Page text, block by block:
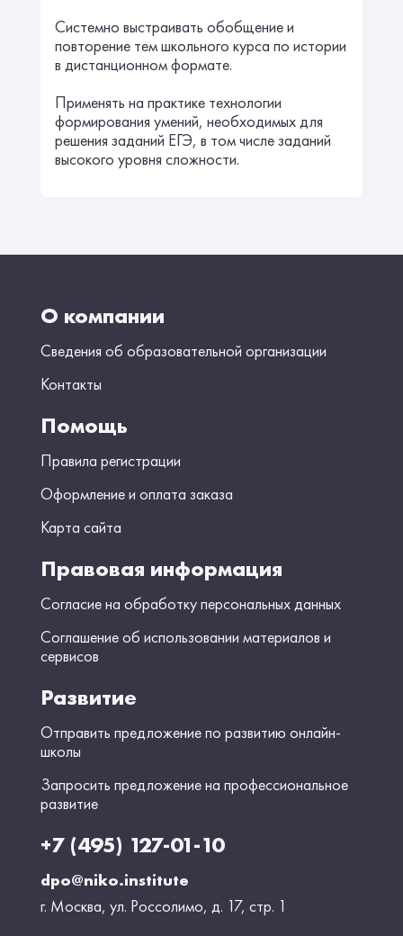
Системно выстраивать обобщение и
повторение тем школьного курса по истории
в дистанционном формате.
Применять на практике технологии
формирования умений, необходимых для
решения заданий ЕГЭ, в том числе заданий
высокого уровня сложности.
О компании
Сведения об образовательной организации
Контакты
Помощь
Правила регистрации
Оформление и оплата заказа
Карта сайта
Правовая информация
Согласие на обработку персональных данных
Соглашение об использовании материалов и
сервисов
Развитие
Отправить предложение по развитию онлайн-
школы
Запросить предложение на профессиональное
развитие
+7 (495) 127-01-10
dpo@niko.institute
г. Москва, ул. Россолимо, д. 17, стр. 1